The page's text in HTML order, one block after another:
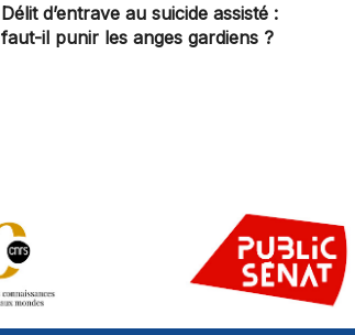
Délit d’entrave au suicide assisté :
faut-il punir les anges gardiens ?